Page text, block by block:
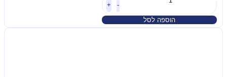
+
הוספה לסל